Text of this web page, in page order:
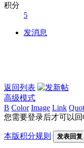
积分
5
发消息
返回列表
高级模式
B Color Image Link
您需要登录后才可以回
本版积分规则 发表回复